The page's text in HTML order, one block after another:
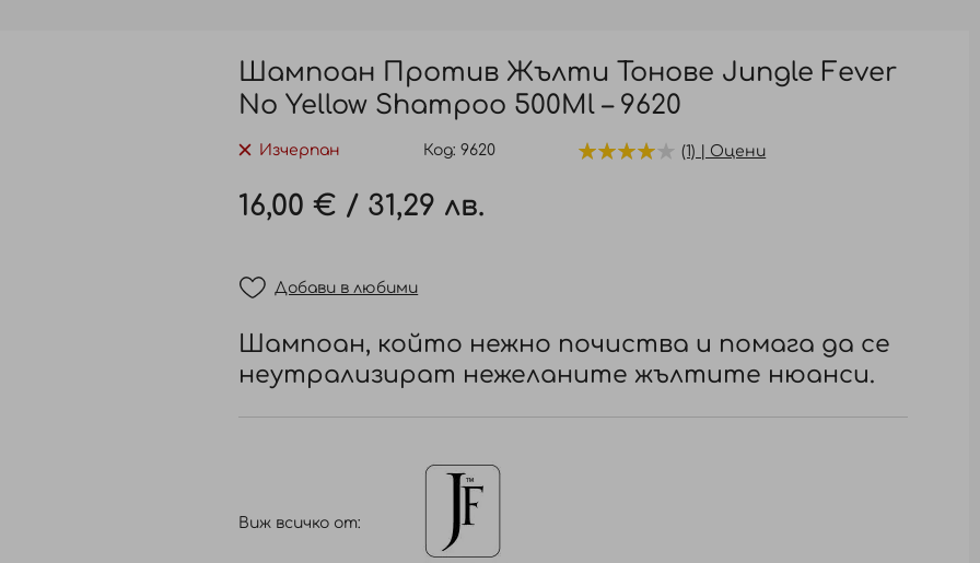
Шампоан Против Жълти Тонове Jungle Fever
No Yellow Shampoo 500Ml – 9620
Изчерпан Код 9620 (1) | Оцени
16,00 € / 31,29 лв.
Добави в любими
Шампоан, който нежно почиства и помага да се
неутрализират нежеланите жълтите нюанси.
Виж всичко от: